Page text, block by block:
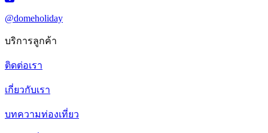
@domeholiday
บริการลูกค้า
ติดต่อเรา
เกี่ยวกับเรา
บทความท่องเที่ยว